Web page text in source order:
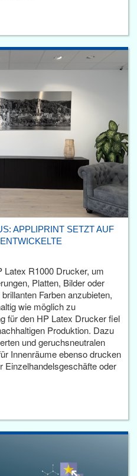
APPLIPRINT SETZT AUF
R1000 Drucker, um
Platten, Bilder oder
Farben anzubieten,
wie möglich zu
für den HP Latex Drucker fiel
Produktion. Dazu
und geruchsneutralen
Innenräume ebenso drucken
Einzelhandelsgeschäfte oder